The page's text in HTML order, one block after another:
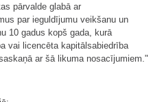
pārvalde glabā ar
par ieguldījumu veikšanu un
10 gadus kopš gada, kurā
vai licencēta kapitālsabiedrība
ar šā likuma nosacījumiem."